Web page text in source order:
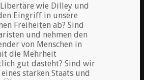
wie Dilley und
Eingriff in unsere
Freiheiten ab? Sind
und nehmen den
von Menschen in
die Mehrheit
gut dasteht? Sind wir
starken Staats und